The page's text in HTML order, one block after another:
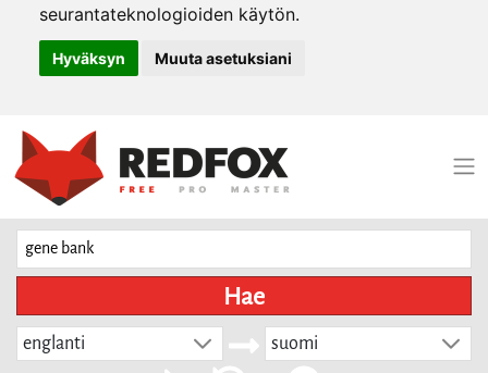
seurantateknologioiden käytön.
Hyväksyn Muuta asetuksiani
Hae
englanti suomi